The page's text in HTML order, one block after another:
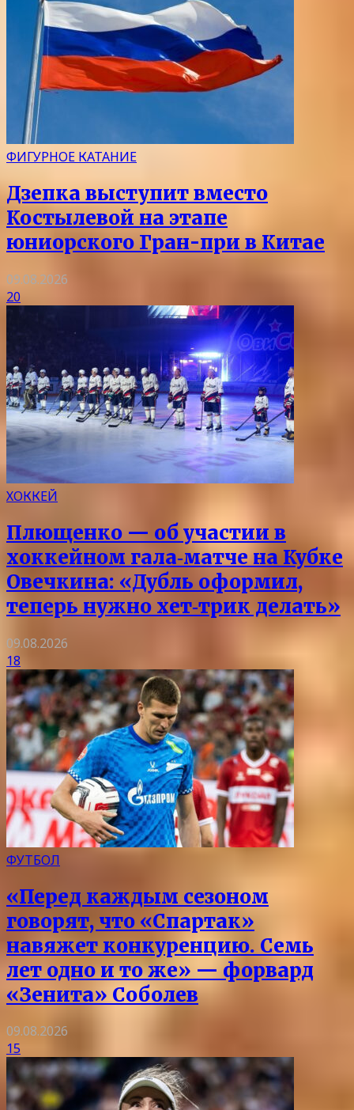
ФИГУРНОЕ КАТАНИЕ
Дзепка выступит вместо
Костылевой на этапе
юниорского Гран-при в Китае
09.08.2026
20
ХОККЕЙ
Плющенко — об участии в
хоккейном гала‑матче на Кубке
Овечкина: «Дубль оформил,
теперь нужно хет‑трик делать»
09.08.2026
18
ФУТБОЛ
«Перед каждым сезоном
говорят, что «Спартак»
навяжет конкуренцию. Семь
лет одно и то же» — форвард
«Зенита» Соболев
09.08.2026
15